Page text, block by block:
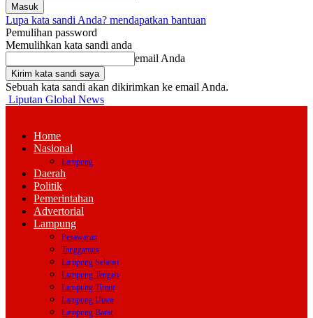
Lupa kata sandi Anda? mendapatkan bantuan
Pemulihan password
Memulihkan kata sandi anda
email Anda
Sebuah kata sandi akan dikirimkan ke email Anda.
Liputan Global News
Home
Nasional
Lampung
Daerah
Politik
Pemerintahan
Advertorial
Lampung
Pesawaran
Tanggamus
Lampung Selatan
Lampung Tengah
Lampung Timur
Lampung Utara
Lampung Barat